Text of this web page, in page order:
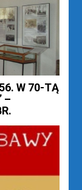
W 70-TĄ
–